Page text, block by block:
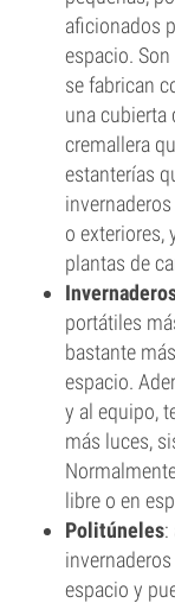
aficionados
espacio.
se fabrican
una cubierta
cremallera
estanterías
o exteriores,
plantas de
portátiles
bastante
espacio.
y al equipo,
más luces,
libre o en
Politúneles:
espacio y